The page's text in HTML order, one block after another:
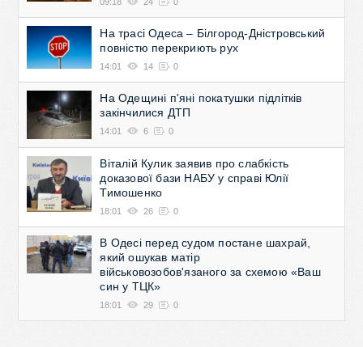
На трасі Одеса – Білгород-Дністровський
повністю перекриють рух
14:01 14 0
На Одещині п'яні покатушки підлітків
закінчилися ДТП
14:01 6 0
Віталій Кулик заявив про слабкість
доказової бази НАБУ у справі Юлії
Тимошенко
18:01 26 0
В Одесі перед судом постане шахрай,
який ошукав матір
військовозобов'язаного за схемою «Ваш
син у ТЦК»
18:01 29 0